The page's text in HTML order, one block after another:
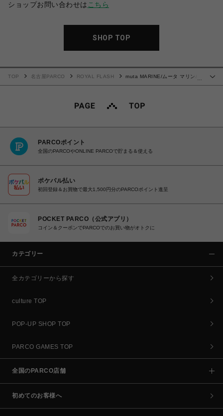
ショップお問い合わせは こちら
SHOP TOP
…
TOP 名古屋PARCO ROYAL FLASH
muta MARINE/ムータ マリン/ラ
PARCOポイント
全国のPARCOやONLINE PARCOで貯まる＆使える
ポケパル払い
初回登録＆お買物で最大1,500円分のPARCOポイント進呈
POCKET PARCO（公式アプリ）
コイン＆クーポンでPARCOでのお買い物がオトクに
カテゴリー
全カテゴリーから探す
culture TOP
POP-UP SHOP TOP
PARCO GAMES TOP
全国のPARCO店舗
初めてのお客様へ